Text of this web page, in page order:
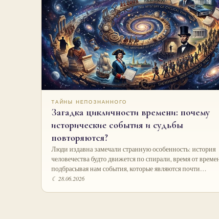
ТАЙНЫ НЕПОЗНАННОГО
Загадка цикличности времени: почему
исторические события и судьбы
повторяются?
Люди издавна замечали странную особенность: история
человечества будто движется по спирали, время от
подбрасывая нам события, которые являются почти…
☾ 28.06.2026